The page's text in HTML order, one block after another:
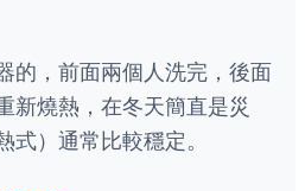
的，前面兩個人洗完，後面
新燒熱，在冬天簡直是災
式）通常比較穩定。